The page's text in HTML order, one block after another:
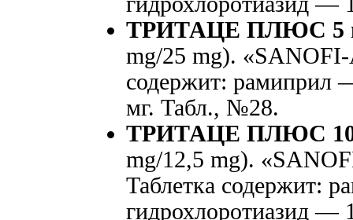
ТРИТАЦЕ ПЛЮС 5
mg/25 mg).
содержит: рамиприл
мг. Табл., №28.
ТРИТАЦЕ ПЛЮС 10
mg/12,5 mg).
Таблетка содержит:
гидрохлоротиазид —